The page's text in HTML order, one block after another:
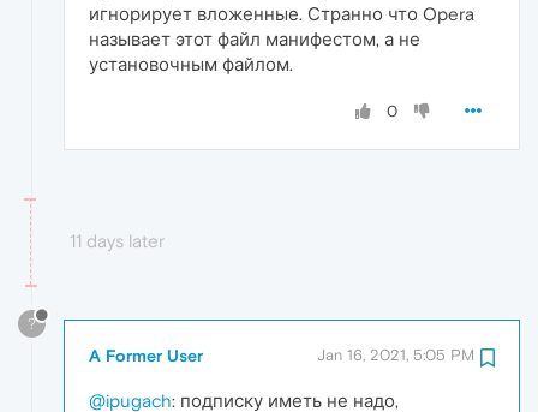
игнорирует вложенные. Странно что Opera
называет этот файл манифестом, а не
установочным файлом.
0
11 days later
?
A Former User Jan 16, 2021, 5:05 PM
@ipugach: подписку иметь не надо,